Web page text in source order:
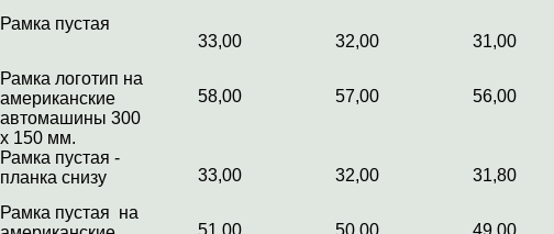
Рамка пустая
33,00
32,00
31,00
Рамка логотип на
американские
автомашины 300
х 150 мм.
58,00 57,00 56,00
Рамка пустая -
планка снизу
33,00 32,00
31,80
Рамка пустая на